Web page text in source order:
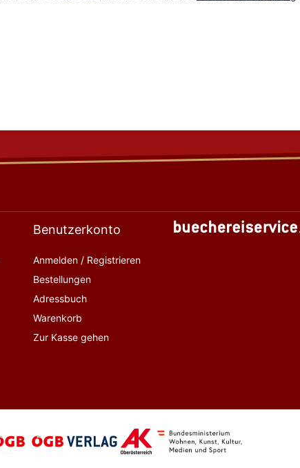
Benutzerkonto
Anmelden / Registrieren
Bestellungen
Adressbuch
Warenkorb
Zur Kasse gehen